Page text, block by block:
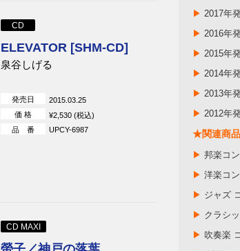
CD
ELEVATOR [SHM-CD]
泉谷しげる
発売日
2015.03.25
価 格
¥2,530 (税込)
品 番
UPCY-6987
CD MAXI
▶ 2017年
▶ 2016年
▶ 2015年
▶2014年
▶ 2013年
▶ 2012年
★関連商品
▶ 邦楽コ
▶ 洋楽コ
▶ ジャズ
▶ クラシ
▶ 吹奏楽